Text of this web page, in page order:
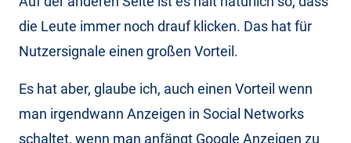
die Leute immer noch drauf klicken. Das hat für
Nutzersignale einen großen Vorteil.
Es hat aber, glaube ich, auch einen Vorteil wenn
man irgendwann Anzeigen in Social Networks
schaltet, wenn man anfängt Google Anzeigen zu